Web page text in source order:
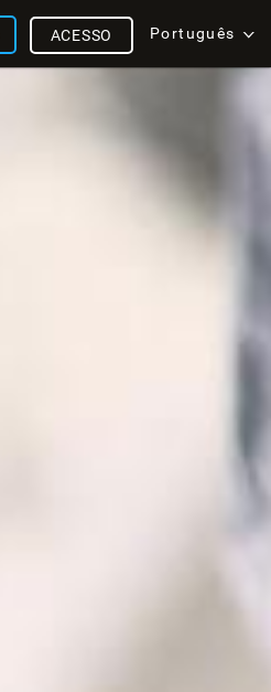
Português
ACESSO